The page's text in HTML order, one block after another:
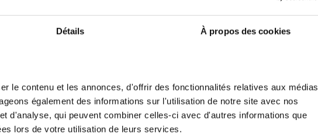
Détails À propos des cookies
le contenu et les annonces, d'offrir des fonctionnalités relatives aux médias
également des informations sur l'utilisation de notre site avec nos
d'analyse, qui peuvent combiner celles-ci avec d'autres informations que
lors de votre utilisation de leurs services.